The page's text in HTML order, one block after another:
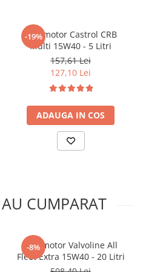
-19%
Ulei motor Castrol CRB
Multi 15W40 - 5 Litri
157,61 Lei
127,10 Lei
ADAUGA IN COS
CUMPARAT
-8%
Ulei motor Valvoline All
Fleet Extra 15W40 - 20 Litri